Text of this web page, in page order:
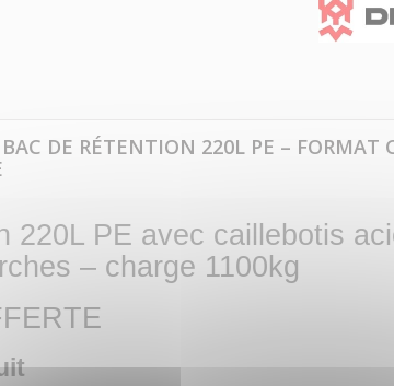
DE RÉTENTION 220L PE – FORMAT
220L PE avec caillebotis
– charge 1100kg